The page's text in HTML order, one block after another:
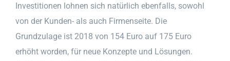
Investitionen lohnen sich natürlich ebenfalls, sowohl
von der Kunden- als auch Firmenseite. Die
Grundzulage ist 2018 von 154 Euro auf 175 Euro
erhöht worden, für neue Konzepte und Lösungen.